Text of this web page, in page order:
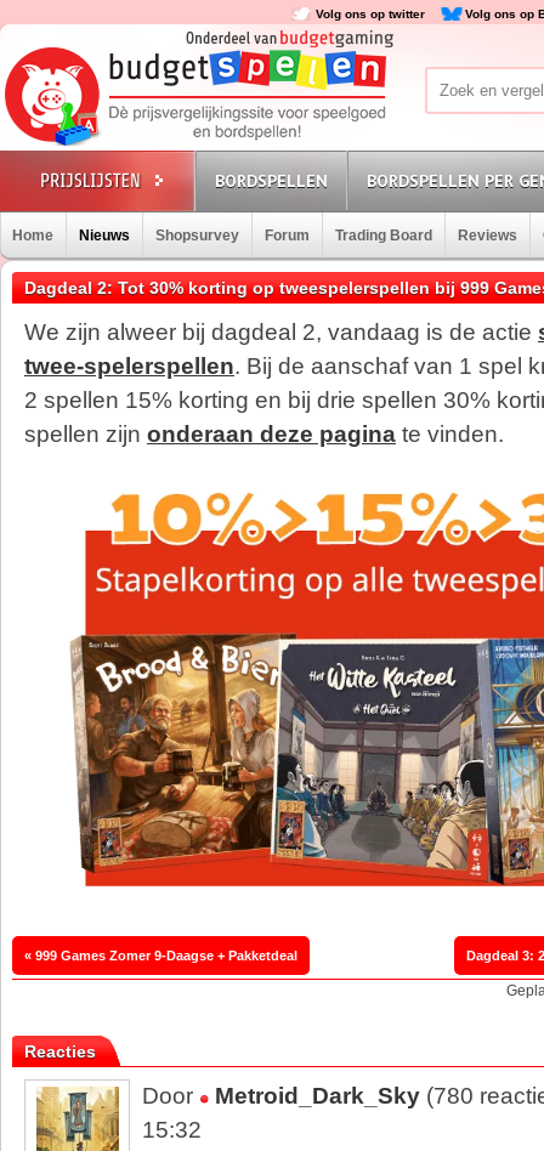
Volg ons op twitter Volg ons op
BORDSPELLEN BORDSPELLEN PER
Home Nieuws Shopsurvey Forum Trading Board Reviews
Dagdeal 2: Tot 30% korting op tweespelerspellen bij 999
We zijn alweer bij dagdeal 2, vandaag is de actie
twee-spelerspellen. Bij de aanschaf van 1 spel
2 spellen 15% korting en bij drie spellen 30%
spellen zijn onderaan deze pagina te vinden.
« 999 Games Zomer 9-Daagse + Pakketdeal
Reacties
Door Metroid_Dark_Sky (780
15:32